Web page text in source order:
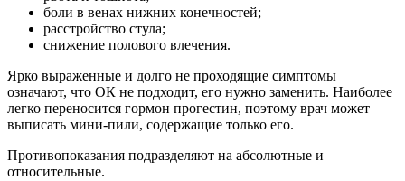
боли в венах нижних конечностей;
расстройство стула;
снижение полового влечения.
Ярко выраженные и долго не проходящие симптомы
означают, что ОК не подходит, его нужно заменить. Наиболее
легко переносится гормон прогестин, поэтому врач может
выписать мини-пили, содержащие только его.
Противопоказания подразделяют на абсолютные и
относительные.